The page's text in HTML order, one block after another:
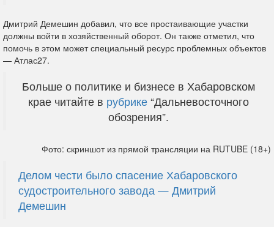
Дмитрий Демешин добавил, что все простаивающие участки
должны войти в хозяйственный оборот. Он также отметил, что
помочь в этом может специальный ресурс проблемных объектов
— Атлас27.
Больше о политике и бизнесе в Хабаровском
крае читайте в рубрике “Дальневосточного
обозрения”.
Фото: скриншот из прямой трансляции на RUTUBE (18+)
Делом чести было спасение Хабаровского
судостроительного завода — Дмитрий
Демешин